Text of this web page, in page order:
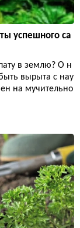
успешного са
в землю? О н
вырыта с нау
на мучительно